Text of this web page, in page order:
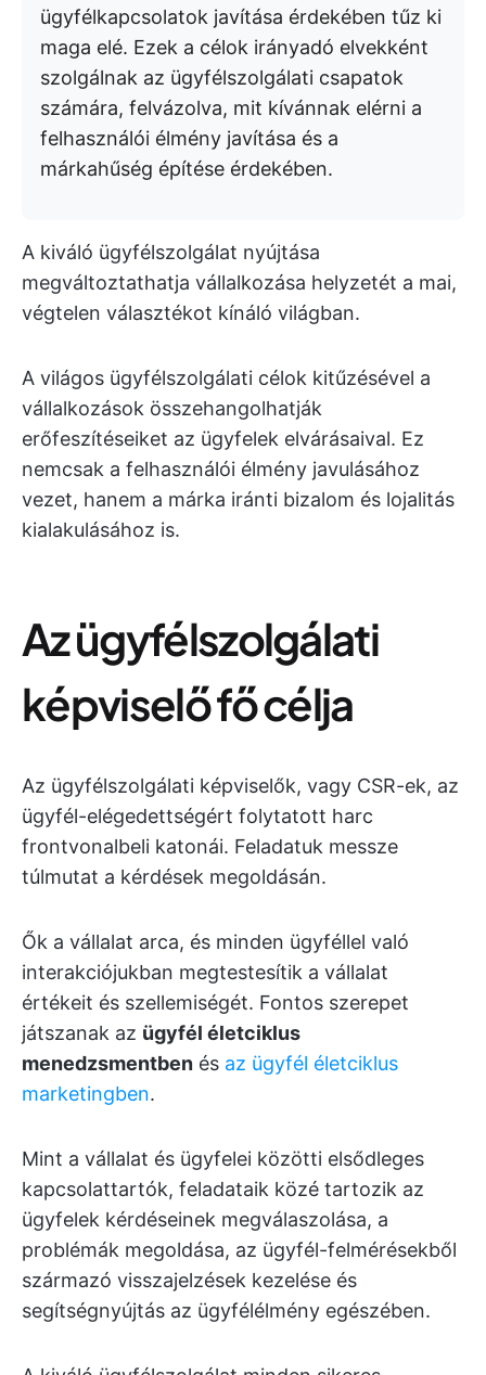
ügyfélkapcsolatok javítása érdekében tűz ki
maga elé. Ezek a célok irányadó elvekként
szolgálnak az ügyfélszolgálati csapatok
számára, felvázolva, mit kívánnak elérni a
felhasználói élmény javítása és a
márkahűség építése érdekében.
A kiváló ügyfélszolgálat nyújtása
megváltoztathatja vállalkozása helyzetét a mai,
végtelen választékot kínáló világban.
A világos ügyfélszolgálati célok kitűzésével a
vállalkozások összehangolhatják
erőfeszítéseiket az ügyfelek elvárásaival. Ez
nemcsak a felhasználói élmény javulásához
vezet, hanem a márka iránti bizalom és lojalitás
kialakulásához is.
Az ügyfélszolgálati
képviselő fő célja
Az ügyfélszolgálati képviselők, vagy CSR-ek, az
ügyfél-elégedettségért folytatott harc
frontvonalbeli katonái. Feladatuk messze
túlmutat a kérdések megoldásán.
Ők a vállalat arca, és minden ügyféllel való
interakciójukban megtestesítik a vállalat
értékeit és szellemiségét. Fontos szerepet
játszanak az ügyfél életciklus
menedzsmentben és az ügyfél életciklus
marketingben.
Mint a vállalat és ügyfelei közötti elsődleges
kapcsolattartók, feladataik közé tartozik az
ügyfelek kérdéseinek megválaszolása, a
problémák megoldása, az ügyfél-felmérésekből
származó visszajelzések kezelése és
segítségnyújtás az ügyfélélmény egészében.